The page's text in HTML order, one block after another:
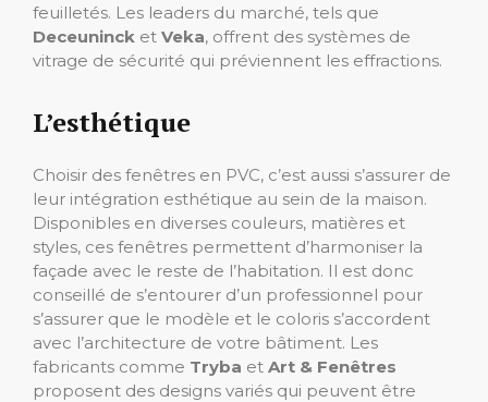
feuilletés. Les leaders du marché, tels que
Deceuninck et Veka, offrent des systèmes de
vitrage de sécurité qui préviennent les effractions.
L’esthétique
Choisir des fenêtres en PVC, c’est aussi s’assurer de
leur intégration esthétique au sein de la maison.
Disponibles en diverses couleurs, matières et
styles, ces fenêtres permettent d’harmoniser la
façade avec le reste de l’habitation. Il est donc
conseillé de s’entourer d’un professionnel pour
s’assurer que le modèle et le coloris s’accordent
avec l’architecture de votre bâtiment. Les
fabricants comme Tryba et Art & Fenêtres
proposent des designs variés qui peuvent être